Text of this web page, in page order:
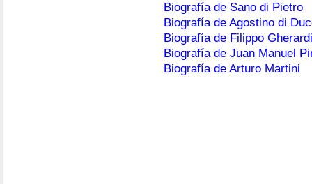
Biografía de Sano di Pietro
Biografía de Agostino di
Biografía de Filippo Gherardi
Biografía de Juan Manuel
Biografía de Arturo Martini